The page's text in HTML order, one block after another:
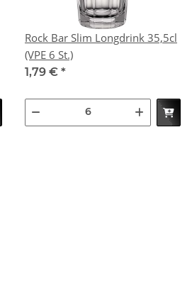
Rock Bar Slim Longdrink 35,5cl
(VPE 6 St.)
1,79 € *